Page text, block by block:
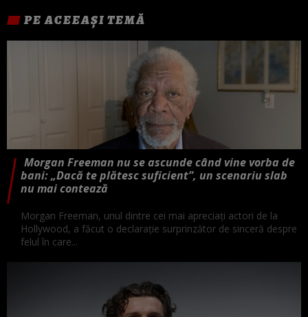
PE ACEEAȘI TEMĂ
Morgan Freeman nu se ascunde când vine vorba de
bani: „Dacă te plătesc suficient”, un scenariu slab
nu mai contează
Morgan Freeman, unul dintre cei mai apreciați actori de la
Hollywood, a făcut o declarație surprinzător de sinceră despre
felul în care...